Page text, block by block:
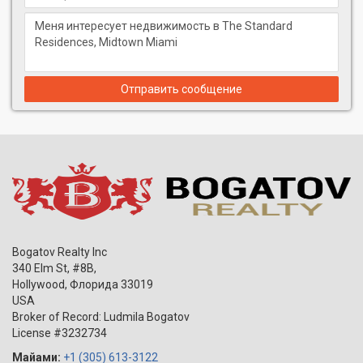
Архитектор:ARQUITECTONICA
Компания Arquitectonica, представленная в крупнейших
городах мира, от Майами до Шанхая, занимает видное место
как сплав авангардного дизайна и человеческих чувств.
Проекты реализованные в 59 странах мира, многочисленные
Дизайн интерьера: URBAN ROBOT
Компания Urban Robot, расположенная в Майами-Бич,
представляет целостный дизайнерский коллектив, умеющий
Многогранная команда реализует самые разные проекты — от
ярких залов общественного питания до бутик-отелей,
гарантируя, что каждое начинание будет самобытным,
целенаправленным и незабываемым. Работая по всему миру,
Urban Robot формирует новые пространства и истории.
Отправить сообщение
Bogatov Realty Inc
340 Elm St, #8B,
Hollywood, Флорида 33019
USA
Broker of Record: Ludmila Bogatov
License #3232734
Майами: +1 (305) 613-3122